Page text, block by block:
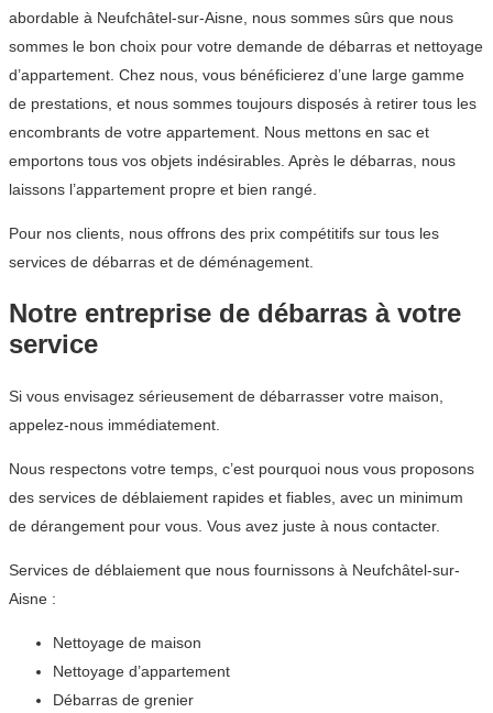
abordable à Neufchâtel-sur-Aisne, nous sommes sûrs que nous
sommes le bon choix pour votre demande de débarras et nettoyage
d’appartement. Chez nous, vous bénéficierez d’une large gamme
de prestations, et nous sommes toujours disposés à retirer tous les
encombrants de votre appartement. Nous mettons en sac et
emportons tous vos objets indésirables. Après le débarras, nous
laissons l’appartement propre et bien rangé.
Pour nos clients, nous offrons des prix compétitifs sur tous les
services de débarras et de déménagement.
Notre entreprise de débarras à votre
service
Si vous envisagez sérieusement de débarrasser votre maison,
appelez-nous immédiatement.
Nous respectons votre temps, c’est pourquoi nous vous proposons
des services de déblaiement rapides et fiables, avec un minimum
de dérangement pour vous. Vous avez juste à nous contacter.
Services de déblaiement que nous fournissons à Neufchâtel-sur-
Aisne :
Nettoyage de maison
Nettoyage d’appartement
Débarras de grenier